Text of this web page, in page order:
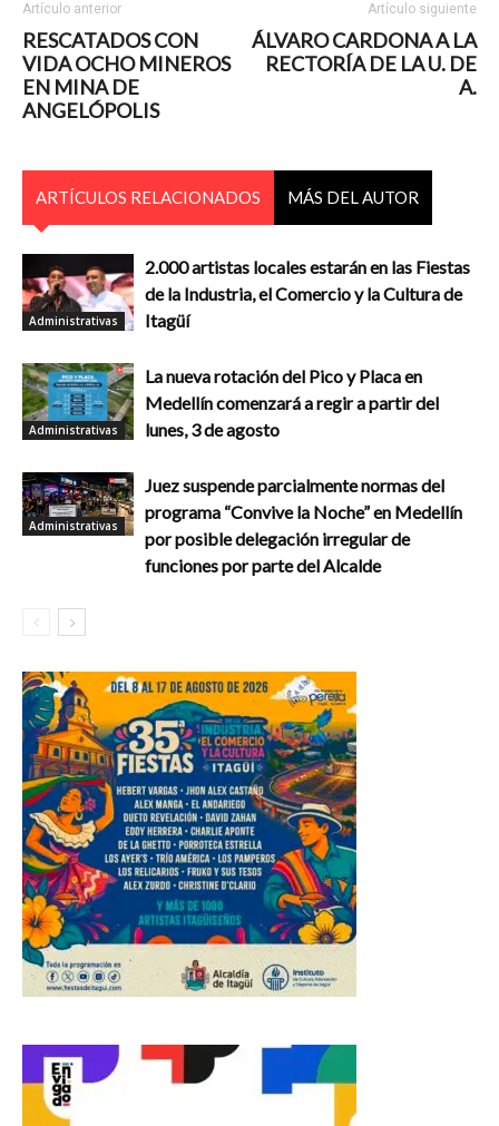
Artículo anterior
RESCATADOS CON
VIDA OCHO MINEROS
EN MINA DE
ANGELÓPOLIS
Artículo siguiente
ÁLVARO CARDONA A LA
RECTORÍA DE LA U. DE
A.
ARTÍCULOS RELACIONADOS MÁS DEL AUTOR
Administrativas
2.000 artistas locales estarán en las Fiestas
de la Industria, el Comercio y la Cultura de
Itagüí
Administrativas
La nueva rotación del Pico y Placa en
Medellín comenzará a regir a partir del
lunes, 3 de agosto
Administrativas
Juez suspende parcialmente normas del
programa “Convive la Noche” en Medellín
por posible delegación irregular de
funciones por parte del Alcalde